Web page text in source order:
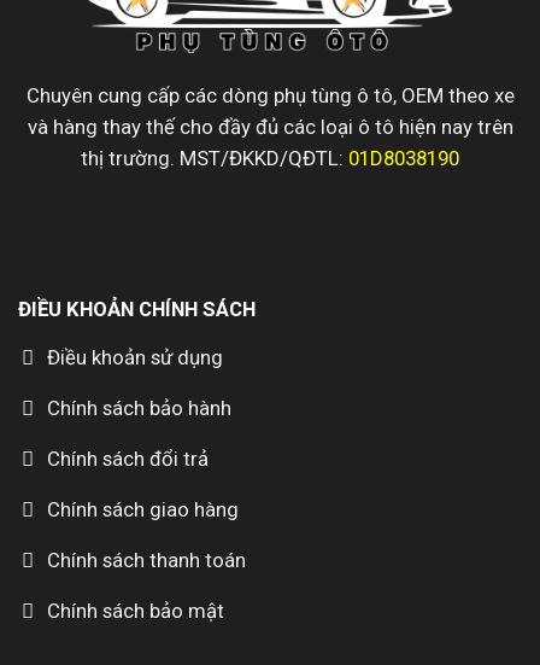
Chuyên cung cấp các dòng phụ tùng ô tô, OEM theo xe
và hàng thay thế cho đầy đủ các loại ô tô hiện nay trên
thị trường. MST/ĐKKD/QĐTL: 01D8038190
ĐIỀU KHOẢN CHÍNH SÁCH
Điều khoản sử dụng
Chính sách bảo hành
Chính sách đổi trả
Chính sách giao hàng
Chính sách thanh toán
Chính sách bảo mật